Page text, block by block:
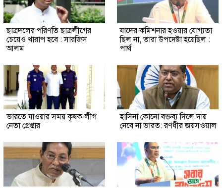
ছাত্রদলের পরিণতি ছাত্রলীগের
চেয়েও খারাপ হবে : সারজিস
আলম
যাদের কমিশনার হওয়ার যোগ্যতা
ছিল না, তারা উপদেষ্টা হয়েছিল :
পার্থ
ভারতে যাওয়ার সময় কৃষক লীগ
নেতা গ্রেপ্তার
হাসিনা কোনো বক্তব্য দিলে দায়
নেবে না ভারত: রণধীর জয়সওয়াল